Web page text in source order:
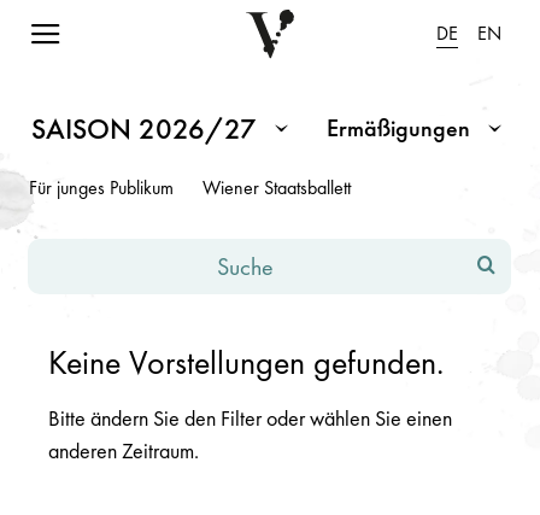
Navigation einblenden DE EN
Spielplan Saison 2026/2027
Hinweis: Änderungen in den Eingabefeldern oder Dropdowns
SAISON 2026/27 Ermäßigungen
Für junges Publikum Wiener Staatsballett
Keine Vorstellungen gefunden.
Bitte ändern Sie den Filter oder wählen Sie einen
anderen Zeitraum.